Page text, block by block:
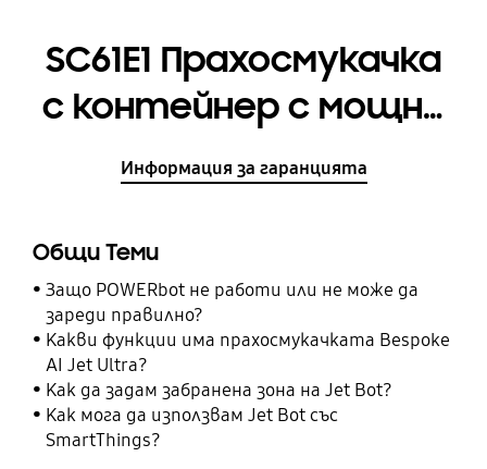
SC61E1 Прахосмукачка
с контейнер с мощно
всмукване, 1500 W
Информация за гаранцията
Общи Теми
Защо POWERbot не работи или не може да
зареди правилно?
Какви функции има прахосмукачката Bespoke
AI Jet Ultra?
Как да задам забранена зона на Jet Bot?
Как мога да използвам Jet Bot със
SmartThings?